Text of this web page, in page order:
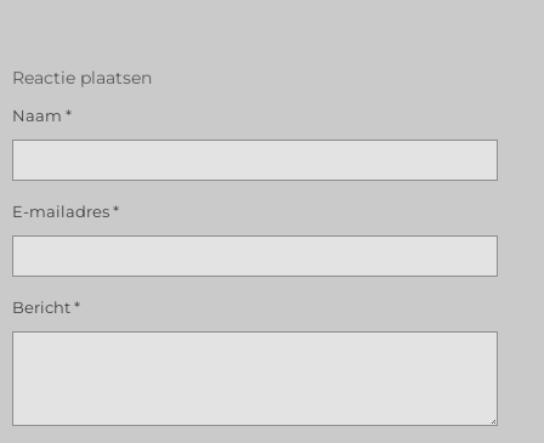
Reactie plaatsen
Naam *
E-mailadres *
Bericht *